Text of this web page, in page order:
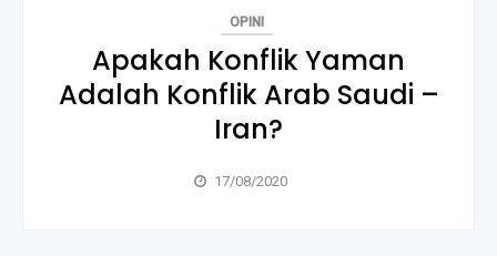
OPINI
Apakah Konflik Yaman
Adalah Konflik Arab Saudi –
Iran?
17/08/2020